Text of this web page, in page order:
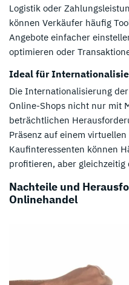
Logistik oder
können Verkäufer häufig
Angebote einfacher
optimieren oder
Ideal für
Die Internationalisierung
Online-Shops nicht nur mit
beträchtlichen
Präsenz auf einem
Kaufinteressenten können
profitieren, aber gleichzeitig
Nachteile und
Onlinehandel